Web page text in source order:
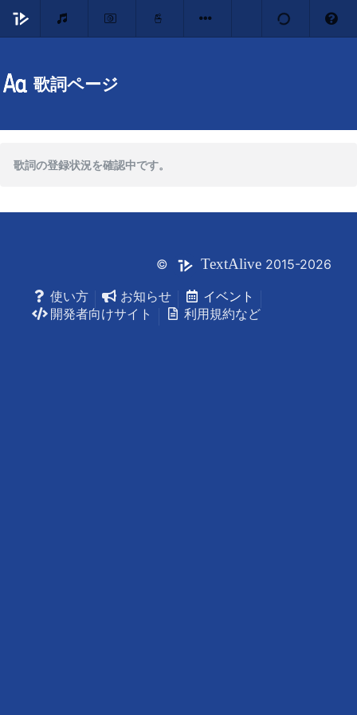
歌詞ページ
歌詞の登録状況を確認中です。
© TextAlive 2015-2026
使い方
お知らせ
イベント
開発者向けサイト
利用規約など